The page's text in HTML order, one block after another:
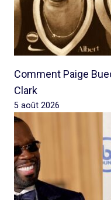
Comment Paige
Clark
5 août 2026